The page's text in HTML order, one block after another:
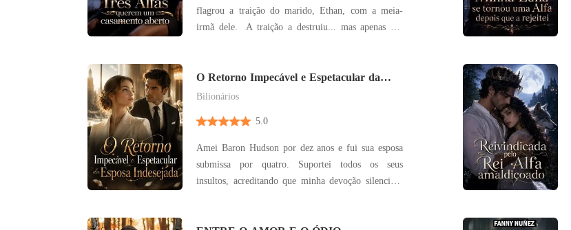
flagrou a traição do marido, Ethan, com a meia-
irmã dele. A traição a destruiu... mas apenas por
que ela iria desmoronar, mas ela escolheu a
vingança.
O Retorno Impecável e Espetacular da
Esposa Indesejada
Bilionários
5.0
Amei Baron Hudson por dez anos e fui sua esposa
submissa por quatro. Suportei todos os seus
insultos, acreditando que minha devoção silenciosa